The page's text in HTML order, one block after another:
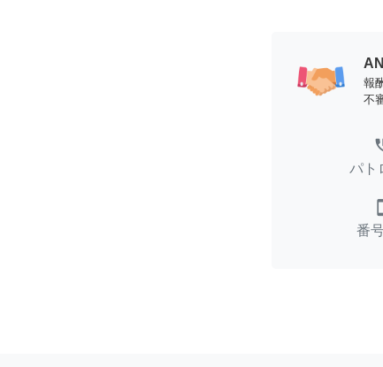
報
不
パト
番